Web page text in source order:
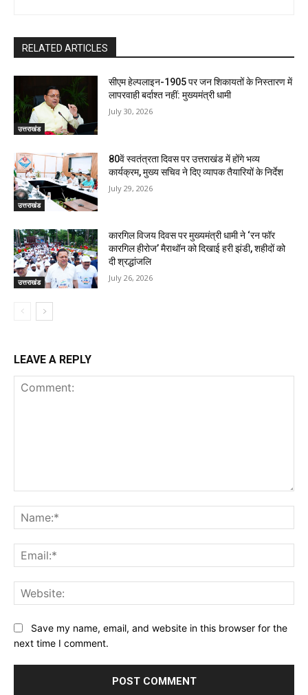
RELATED ARTICLES
उत्तराखंड
सीएम हेल्पलाइन-1905 पर जन शिकायतों के निस्तारण में
लापरवाही बर्दाश्त नहीं: मुख्यमंत्री धामी
July 30, 2026
उत्तराखंड
80वें स्वतंत्रता दिवस पर उत्तराखंड में होंगे भव्य
कार्यक्रम, मुख्य सचिव ने दिए व्यापक तैयारियों के निर्देश
July 29, 2026
उत्तराखंड
कारगिल विजय दिवस पर मुख्यमंत्री धामी ने ‘रन फॉर
कारगिल हीरोज’ मैराथॉन को दिखाई हरी झंडी, शहीदों को
दी श्रद्धांजलि
July 26, 2026
LEAVE A REPLY
Save my name, email, and website in this browser for the
next time I comment.